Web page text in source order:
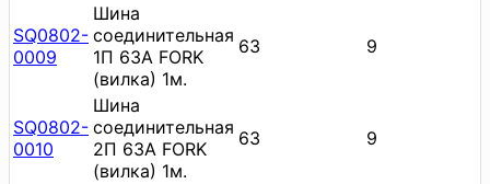
SQ0802-
0009
Шина
соединительная
1П 63A FORK
(вилка) 1м.
63 9
SQ0802-
0010
Шина
соединительная
2П 63A FORK
(вилка) 1м.
63 9